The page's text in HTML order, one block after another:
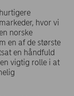
hvor vi
norske
en af de største
en håndfuld
vigtig rolle i at